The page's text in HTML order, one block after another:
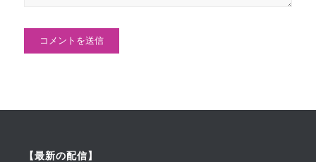
【最新の配信】